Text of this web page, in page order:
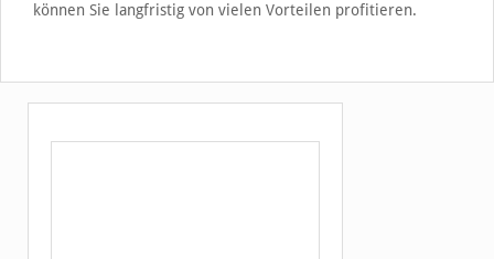
können Sie langfristig von vielen Vorteilen profitieren.